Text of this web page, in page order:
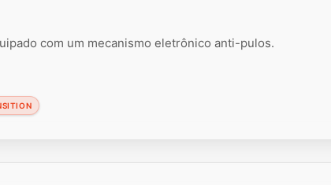
com um mecanismo eletrônico anti-pulos.